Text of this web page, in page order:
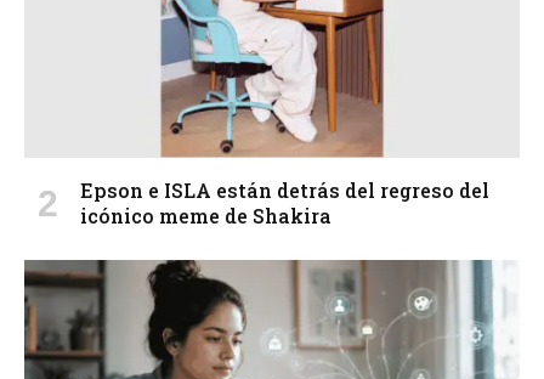
Epson e ISLA están detrás del regreso del
icónico meme de Shakira